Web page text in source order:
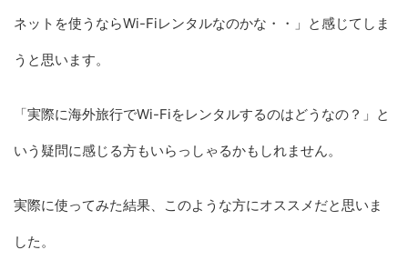
ネットを使うならWi-Fiレンタルなのかな・・」と感じてしま
うと思います。
「実際に海外旅行でWi-Fiをレンタルするのはどうなの？」と
いう疑問に感じる方もいらっしゃるかもしれません。
実際に使ってみた結果、このような方にオススメだと思いま
した。